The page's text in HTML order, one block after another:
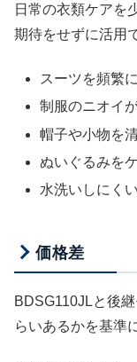
日常の衣類ケアを
期待をせずに活用
スーツを頻繁
制服のニオイ
帽子や小物を
ぬいぐるみを
水洗いしにく
価格差
BDSG110JLと後
らいあるかを基準